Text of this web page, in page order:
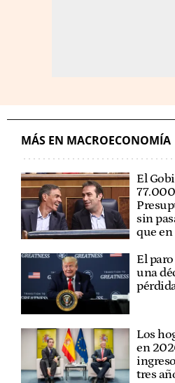
MÁS EN MACROECONOMÍA
El
sin
que
El
una
Los
en
tres